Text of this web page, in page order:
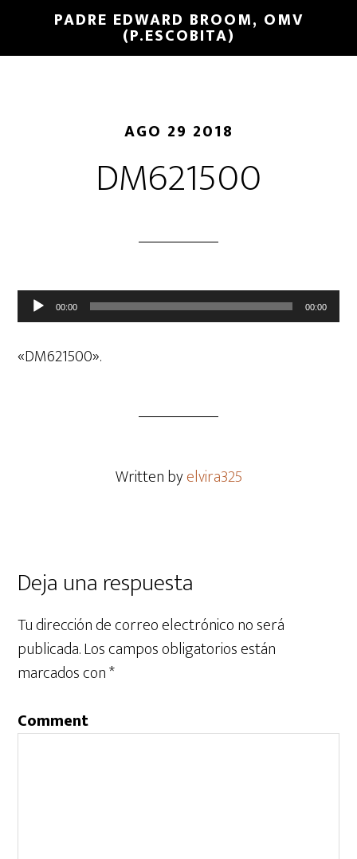
PADRE EDWARD BROOM, OMV
(P.ESCOBITA)
AGO 29 2018
DM621500
Reproductor
de
audio
00:00 00:00
«DM621500».
Written byelvira325
Deja una respuesta
Tu dirección de correo electrónico no será
publicada.Los campos obligatorios están
marcados con*
Comment